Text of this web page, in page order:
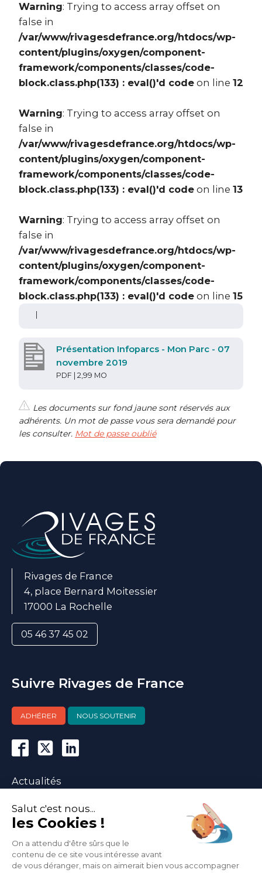
Warning: Trying to access array offset on
false in
/var/www/rivagesdefrance.org/htdocs/wp-
content/plugins/oxygen/component-
framework/components/classes/code-
block.class.php(133) : eval()'d code on line 12
Warning: Trying to access array offset on
false in
/var/www/rivagesdefrance.org/htdocs/wp-
content/plugins/oxygen/component-
framework/components/classes/code-
block.class.php(133) : eval()'d code on line 13
Warning: Trying to access array offset on
false in
/var/www/rivagesdefrance.org/htdocs/wp-
content/plugins/oxygen/component-
framework/components/classes/code-
block.class.php(133) : eval()'d code on line 15
Présentation Infoparcs - Mon Parc - 07
novembre 2019
PDF | 2,99 MO
Les documents sur fond jaune sont réservés aux
adhérents. Un mot de passe vous sera demandé pour
les consulter. Mot de passe oublié
Rivages de France
4, place Bernard Moitessier
17000 La Rochelle
05 46 37 45 02
Suivre Rivages de France
ADHÉRER NOUS SOUTENIR
Actualités
Nous contacter